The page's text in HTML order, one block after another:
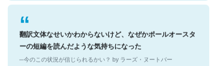
翻訳文体なせいかわからないけど、なぜかポールオースタ
ーの短編を読んだような気持ちになった
─今のこの状況が信じられるかい？ by ラーズ・ヌートバー